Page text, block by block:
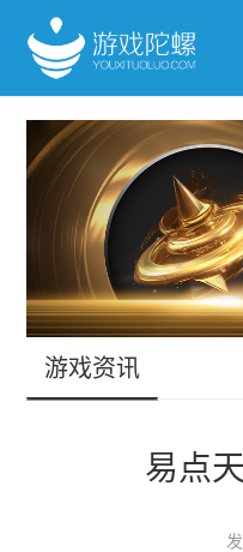
游戏资讯
易点